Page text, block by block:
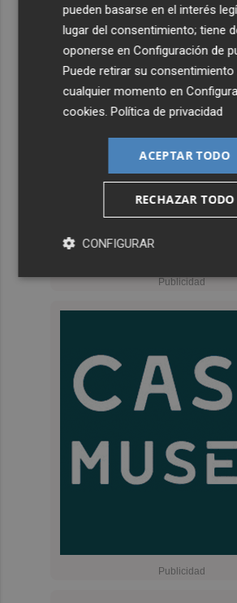
pueden basarse en el interés
lugar del consentimiento; tiene
oponerse enConfiguración de
Puede retirar su consentimiento
cualquier momento en
cookies.Política de privacidad
ACEPTAR TODO
RECHAZAR TODO
CONFIGURAR